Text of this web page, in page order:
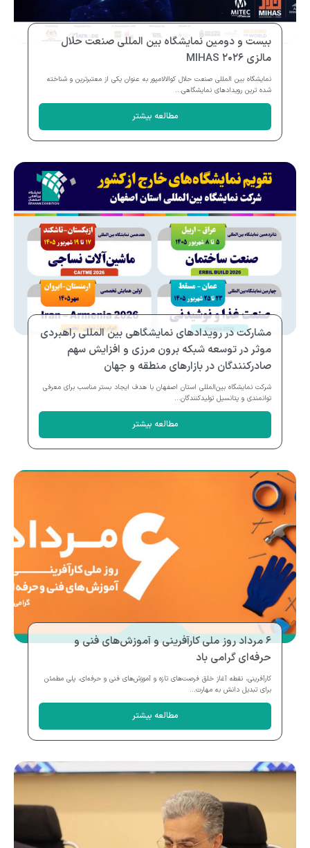
بیست و دومین نمایشگاه بین المللی صنعت حلال
مالزی MIHAS ۲۰۲۶
نمایشگاه بین المللی صنعت حلال کوالالامپور به عنوان یکی از معتبرترین و شناخته
شده ترین رویدادهای نمایشگاهی...
مطالعه بیشتر
مشارکت در رویدادهای نمایشگاهی بین المللی راهبردی
موثر در توسعه شبکه برون مرزی و افزایش سهم
صادرکنندگان در بازارهای منطقه و جهان
شرکت نمایشگاه بین‌المللی استان اصفهان با هدف ایجاد بستر مناسب برای معرفی
توانمندی و پتانسیل تولیدکنندگان...
مطالعه بیشتر
۶ مرداد روز ملی کارآفرینی و آموزش‌های فنی و
حرفه‌ای گرامی باد
کارآفرینی، نقطه آغاز خلق فرصت‌های تازه و آموزش‌های فنی و حرفه‌ای، پلی مطمئن
برای تبدیل دانش به مهارت...
مطالعه بیشتر